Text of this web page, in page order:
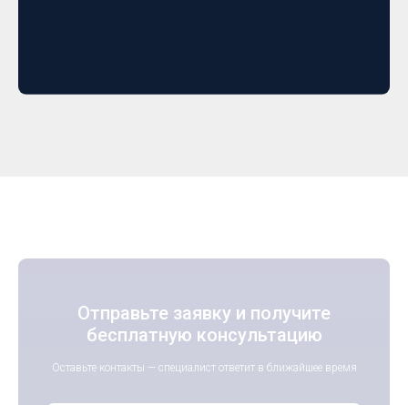
Отправьте заявку и получите
бесплатную консультацию
Оставьте контакты — специалист ответит в ближайшее время